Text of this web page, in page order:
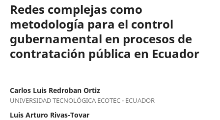
Redes complejas como
metodología para el control
gubernamental en procesos de
contratación pública en Ecuador
Carlos Luis Redroban Ortiz
UNIVERSIDAD TECNOLÓGICA ECOTEC - ECUADOR
Luis Arturo Rivas-Tovar